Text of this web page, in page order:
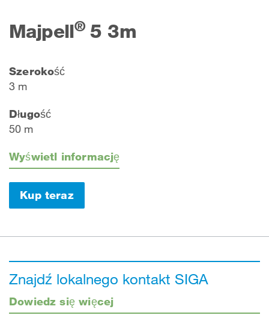
Majpell®5 3m
Szerokość
3 m
Długość
50 m
Wyświetl informację
Kup teraz
Znajdź lokalnego kontakt SIGA
Dowiedz się więcej